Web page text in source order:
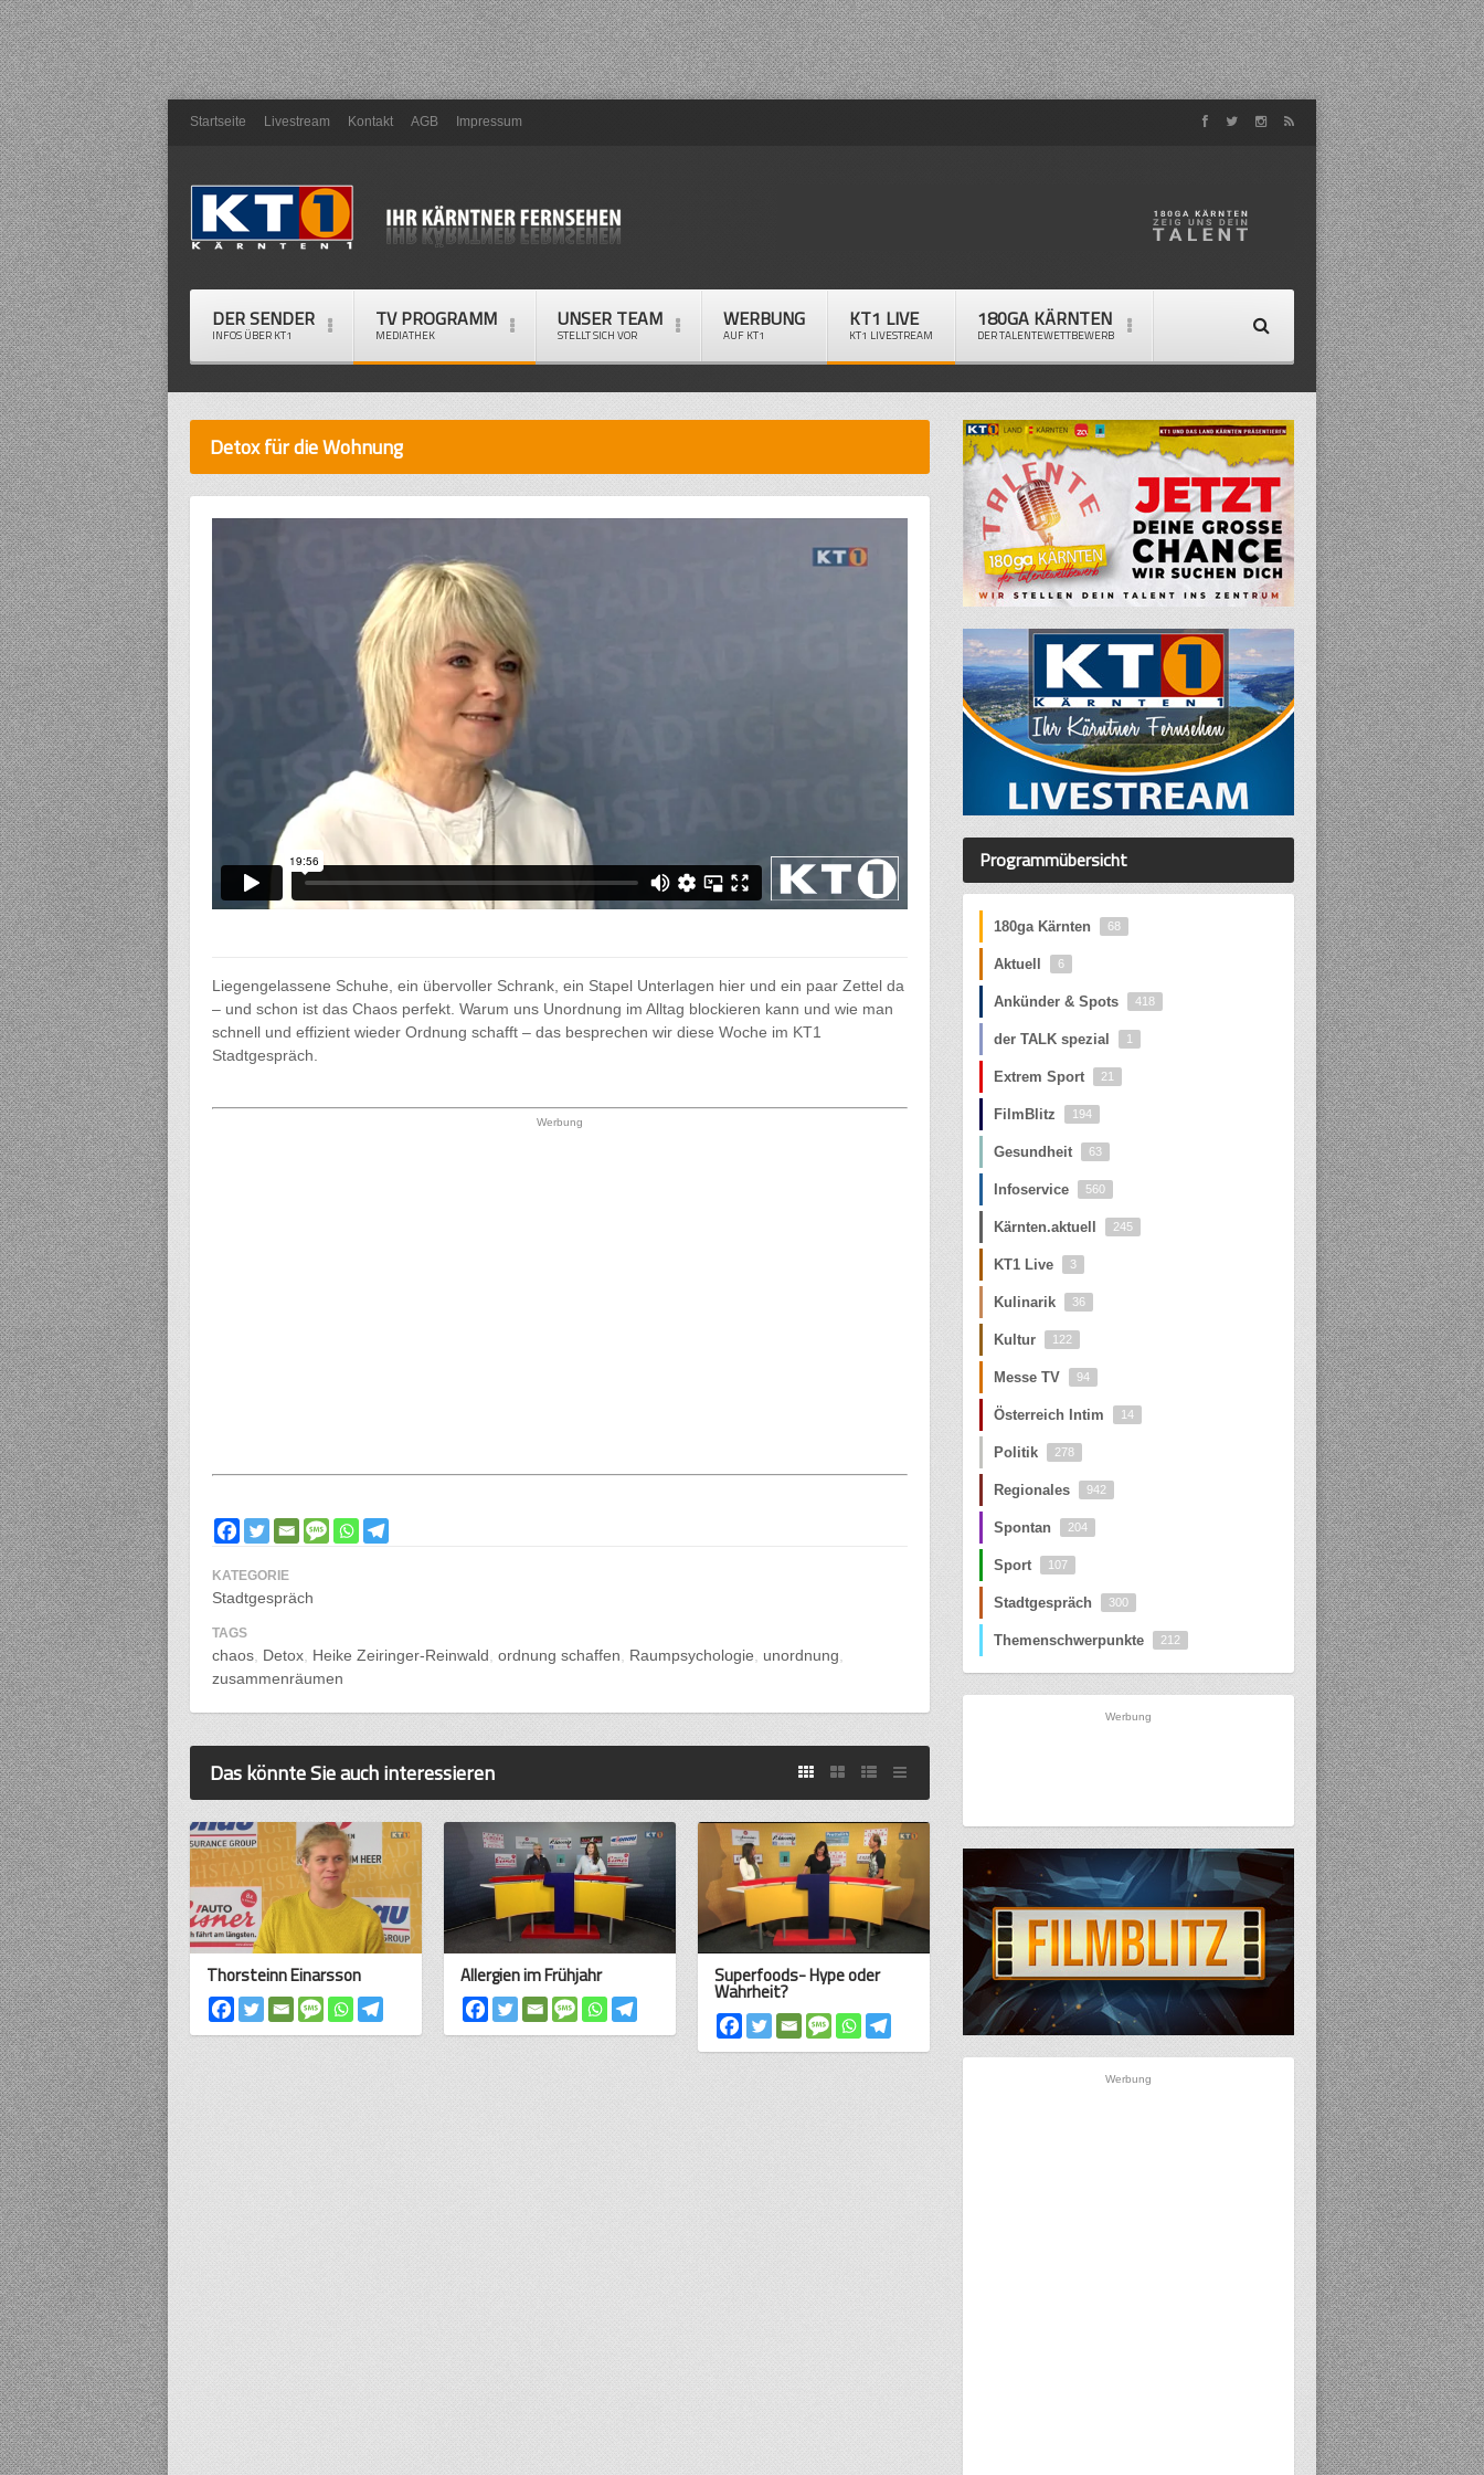
Startseite Livestream Kontakt AGB Impressum
DER SENDER
INFOS ÜBER KT1
TV PROGRAMM
MEDIATHEK
UNSER TEAM
STELLT SICH VOR
WERBUNG
AUF KT1
KT1 LIVE
KT1 LIVESTREAM
180GA KÄRNTEN
DER TALENTEWETTBEWERB
Detox für die Wohnung
Liegengelassene Schuhe, ein übervoller Schrank, ein Stapel Unterlagen hier und ein paar Zettel da
– und schon ist das Chaos perfekt. Warum uns Unordnung im Alltag blockieren kann und wie man
schnell und effizient wieder Ordnung schafft – das besprechen wir diese Woche im KT1
Stadtgespräch.
Werbung
KATEGORIE
Stadtgespräch
TAGS
chaos Detox Heike Zeiringer-Reinwald ordnung schaffen Raumpsychologie
unordnung
zusammenräumen
Das könnte Sie auch interessieren
Thorsteinn Einarsson Allergien im Frühjahr Superfoods- Hype oder
Wahrheit?
Programmübersicht
180ga Kärnten 68
Aktuell 6
Ankünder & Spots 418
der TALK spezial 1
Extrem Sport 21
FilmBlitz 194
Gesundheit 63
Infoservice 560
Kärnten.aktuell 245
KT1 Live 3
Kulinarik 36
Kultur 122
Messe TV 94
Österreich Intim 14
Politik 278
Regionales 942
Spontan 204
Sport 107
Stadtgespräch 300
Themenschwerpunkte 212
Werbung
Werbung